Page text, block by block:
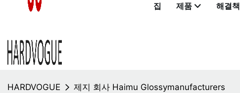
집 제품 해결책
HARDVOGUE 제지 회사 Haimu Glossymanufacturers